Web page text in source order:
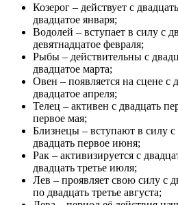
Козерог – действует с
двадцатое января;
Водолей – вступает в силу с
девятнадцатое февраля;
Рыбы – действительны с
двадцатое марта;
Овен – появляется на сцене с
двадцатое апреля;
Телец – активен с двадцать
первое мая;
Близнецы – вступают в силу с
двадцать первое июня;
Рак – активизируется с
двадцать третье июля;
Лев – проявляет свою силу с
по двадцать третье августа;